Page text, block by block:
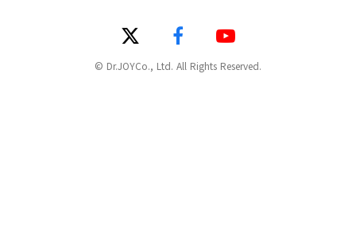
© Dr.JOYCo., Ltd. All Rights Reserved.